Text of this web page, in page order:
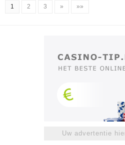
1 2 3 » »»
Uw advertentie